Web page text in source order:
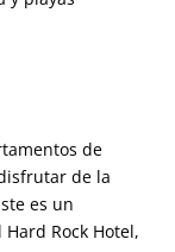
de
de la
es un
Rock Hotel,